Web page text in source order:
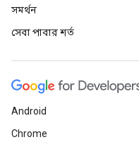
সমর্থন
সেবা পাবার শর্ত
Android
Chrome